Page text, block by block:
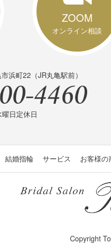
ZOOM
オンライン相談
浜町22（JR丸亀駅前）
日定休日
結婚指輪 サービス お客様の
Copyright